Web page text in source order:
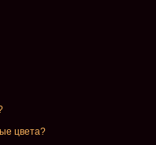
цвета?